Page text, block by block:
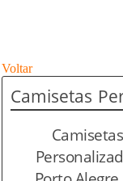
Voltar
Camisetas
Camisetas